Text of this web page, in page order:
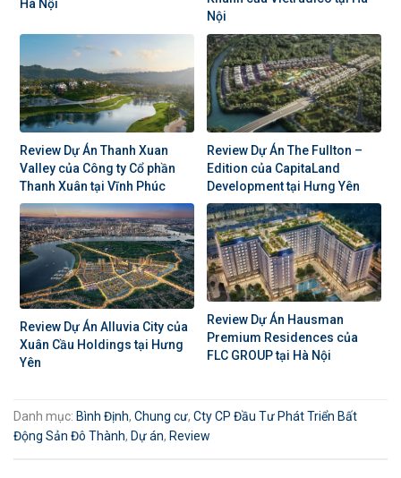
Hà Nội
Nội
Review Dự Án Thanh Xuan
Valley của Công ty Cổ phần
Thanh Xuân tại Vĩnh Phúc
Review Dự Án The Fullton –
Edition của CapitaLand
Development tại Hưng Yên
Review Dự Án Alluvia City của
Xuân Cầu Holdings tại Hưng
Yên
Review Dự Án Hausman
Premium Residences của
FLC GROUP tại Hà Nội
Danh mục: Bình Định, Chung cư, Cty CP Đầu Tư Phát Triển Bất
Động Sản Đô Thành, Dự án, Review